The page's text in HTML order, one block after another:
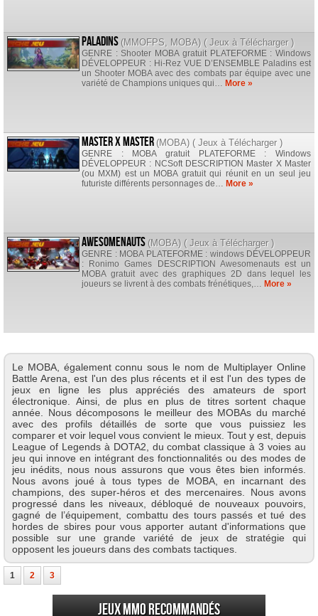
Paladins (MMOFPS, MOBA) ( Jeux à Télécharger)
GENRE : Shooter MOBA gratuit PLATEFORME : Windows
DÉVELOPPEUR : Hi-Rez VUE D’ENSEMBLE Paladins est
un Shooter MOBA avec des combats par équipe avec une
variété de Champions uniques qui… More »
Master X Master (MOBA) ( Jeux à Télécharger )
GENRE : MOBA gratuit PLATEFORME : Windows
DÉVELOPPEUR : NCSoft DESCRIPTION Master X Master
(ou MXM) est un MOBA gratuit qui réunit en un seul jeu
futuriste différents personnages de… More »
Awesomenauts (MOBA) ( Jeux à Télécharger)
GENRE : MOBA PLATEFORME : windows DÉVELOPPEUR
: Ronimo Games DESCRIPTION Awesomenauts est un
MOBA gratuit avec des graphiques 2D dans lequel les
joueurs se livrent à des combats frénétiques,… More »
Le MOBA, également connu sous le nom de Multiplayer Online
Battle Arena, est l'un des plus récents et il est l'un des types de
jeux en ligne les plus appréciés des amateurs de sport
électronique. Ainsi, de plus en plus de titres sortent chaque
année. Nous décomposons le meilleur des MOBAs du marché
avec des profils détaillés de sorte que vous puissiez les
comparer et voir lequel vous convient le mieux. Tout y est, depuis
League of Legends à DOTA2, du combat classique à 3 voies au
jeu qui innove en intégrant des fonctionnalités ou des modes de
jeu inédits, nous nous assurons que vous êtes bien informés.
Nous avons joué à tous types de MOBA, en incarnant des
champions, des super-héros et des mercenaires. Nous avons
progressé dans les niveaux, débloqué de nouveaux pouvoirs,
gagné de l’équipement, combattu des tours passés et tué des
hordes de sbires pour vous apporter autant d'informations que
possible sur une grande variété de jeux de stratégie qui
opposent les joueurs dans des combats tactiques.
1 2 3
Jeux MMO recommandés